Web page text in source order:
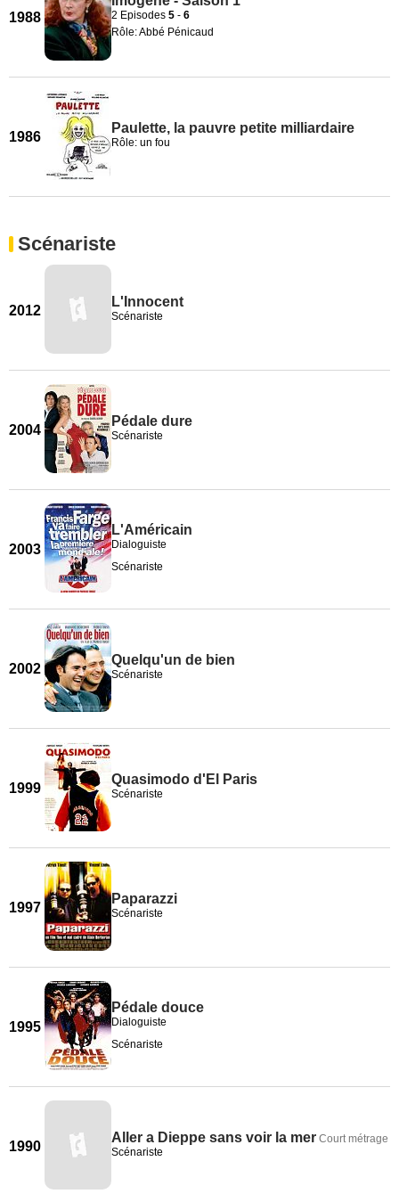
1988 2 Episodes 5 - 6
Rôle: Abbé Pénicaud
1986
Paulette, la pauvre petite milliardaire
Rôle: un fou
Scénariste
2012
L'Innocent
Scénariste
2004
Pédale dure
Scénariste
2003
L'Américain
Dialoguiste
Scénariste
2002
Quelqu'un de bien
Scénariste
1999
Quasimodo d'El Paris
Scénariste
1997
Paparazzi
Scénariste
1995
Pédale douce
Dialoguiste
Scénariste
1990
Aller a Dieppe sans voir la mer Court métrage
Scénariste